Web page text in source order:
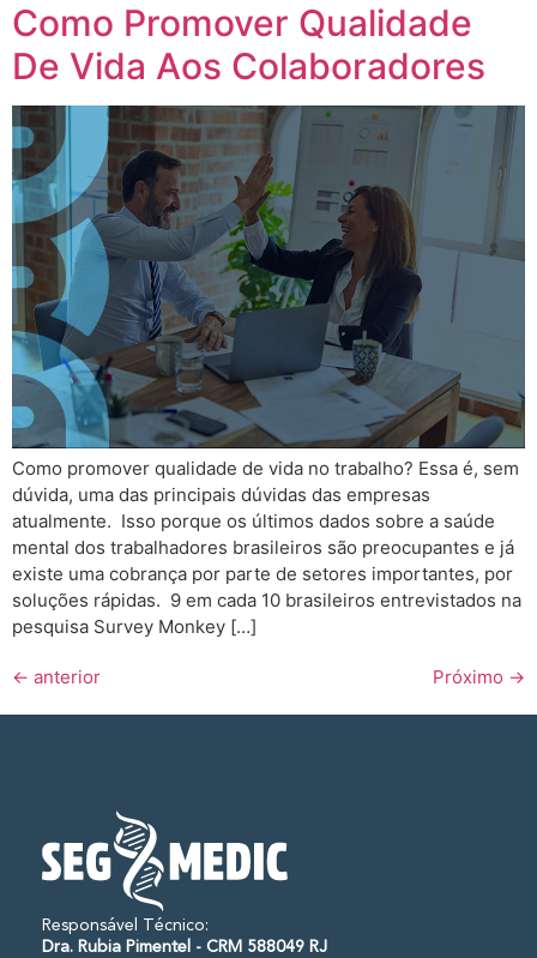
Como Promover Qualidade
De Vida Aos Colaboradores
Como promover qualidade de vida no trabalho? Essa é, sem
dúvida, uma das principais dúvidas das empresas
atualmente. Isso porque os últimos dados sobre a saúde
mental dos trabalhadores brasileiros são preocupantes e já
existe uma cobrança por parte de setores importantes, por
soluções rápidas. 9 em cada 10 brasileiros entrevistados na
pesquisa Survey Monkey […]
← anterior Próximo →
Responsável Técnico:
Dra. Rubia Pimentel - CRM 588049 RJ